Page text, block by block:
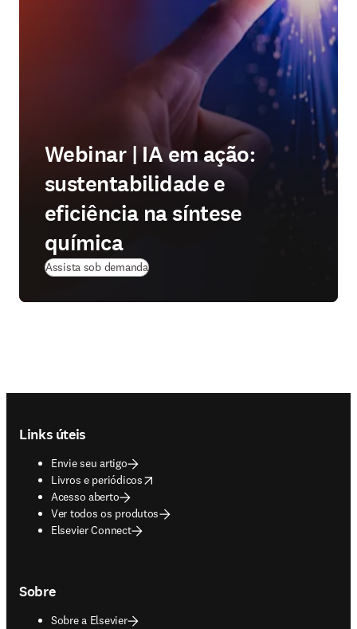
Webinar | IA em ação:
sustentabilidade e
eficiência na síntese
química
Assista sob demanda(
Links úteis
Envie seu artigo
Livros e periódicos
opens in new tab/window
Acesso aberto
Ver todos os produtos
Elsevier Connect
Sobre
Sobre a Elsevier